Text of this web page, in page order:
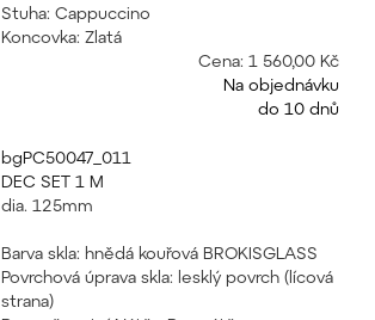
Stuha: Cappuccino
Koncovka: Zlatá
Cena: 1 560,00 Kč
Na objednávku
do 10 dnů
bgPC50047_011
DEC SET 1 M
dia. 125mm
Barva skla: hnědá kouřová BROKISGLASS
Povrchová úprava skla: lesklý povrch (lícová
strana)